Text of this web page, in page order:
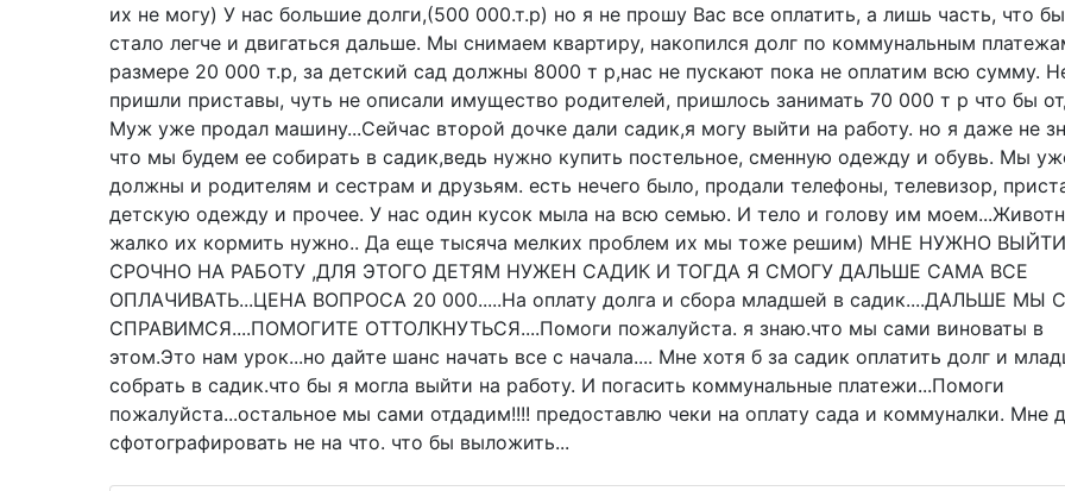
их не могу) У нас большие долги,(500 000.т.р) но я не прошу Вас все оплатить, а лишь часть, что
стало легче и двигаться дальше. Мы снимаем квартиру, накопился долг по коммунальным
размере 20 000 т.р, за детский сад должны 8000 т р,нас не пускают пока не оплатим всю сумму.
пришли приставы, чуть не описали имущество родителей, пришлось занимать 70 000 т р что бы
Муж уже продал машину...Сейчас второй дочке дали садик,я могу выйти на работу. но я даже не
что мы будем ее собирать в садик,ведь нужно купить постельное, сменную одежду и обувь. Мы
должны и родителям и сестрам и друзьям. есть нечего было, продали телефоны, телевизор,
детскую одежду и прочее. У нас один кусок мыла на всю семью. И тело и голову им
жалко их кормить нужно.. Да еще тысяча мелких проблем их мы тоже решим) МНЕ НУЖНО ВЫЙТИ
СРОЧНО НА РАБОТУ ,ДЛЯ ЭТОГО ДЕТЯМ НУЖЕН САДИК И ТОГДА Я СМОГУ ДАЛЬШЕ САМА ВСЕ
ОПЛАЧИВАТЬ...ЦЕНА ВОПРОСА 20 000.....На оплату долга и сбора младшей в садик....ДАЛЬШЕ МЫ
СПРАВИМСЯ....ПОМОГИТЕ ОТТОЛКНУТЬСЯ....Помоги пожалуйста. я знаю.что мы сами виноваты в
этом.Это нам урок...но дайте шанс начать все с начала.... Мне хотя б за садик оплатить долг и
собрать в садик.что бы я могла выйти на работу. И погасить коммунальные платежи...Помоги
пожалуйста...остальное мы сами отдадим!!!! предоставлю чеки на оплату сада и коммуналки. Мне
сфотографировать не на что. что бы выложить...